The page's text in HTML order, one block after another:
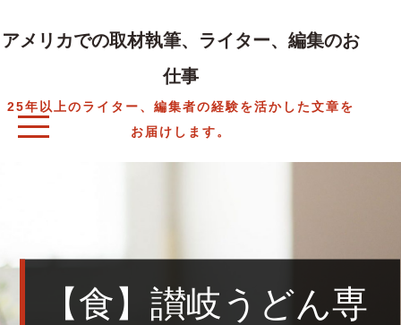
content
アメリカでの取材執筆、ライター、編集のお
仕事
25年以上のライター、編集者の経験を活かした文章を
お届けします。
【食】讃岐うどん専